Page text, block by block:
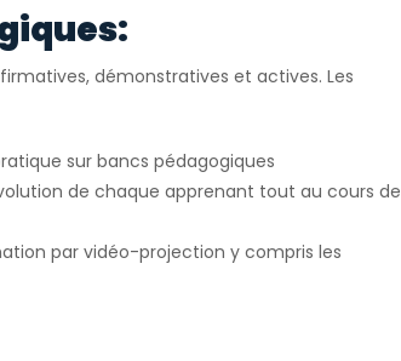
démonstratives et actives. Les
sur bancs pédagogiques
de chaque apprenant tout au cours de
par vidéo-projection y compris les